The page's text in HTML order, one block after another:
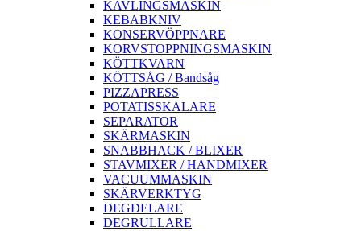
KAVLINGSMASKIN
KEBABKNIV
KONSERVÖPPNARE
KORVSTOPPNINGSMASKIN
KÖTTKVARN
KÖTTSÅG / Bandsåg
PIZZAPRESS
POTATISSKALARE
SEPARATOR
SKÄRMASKIN
SNABBHACK / BLIXER
STAVMIXER / HANDMIXER
VACUUMMASKIN
SKÄRVERKTYG
DEGDELARE
DEGRULLARE